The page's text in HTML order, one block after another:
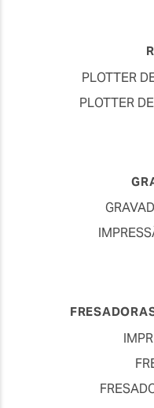
PLOTTER
PLOTTER